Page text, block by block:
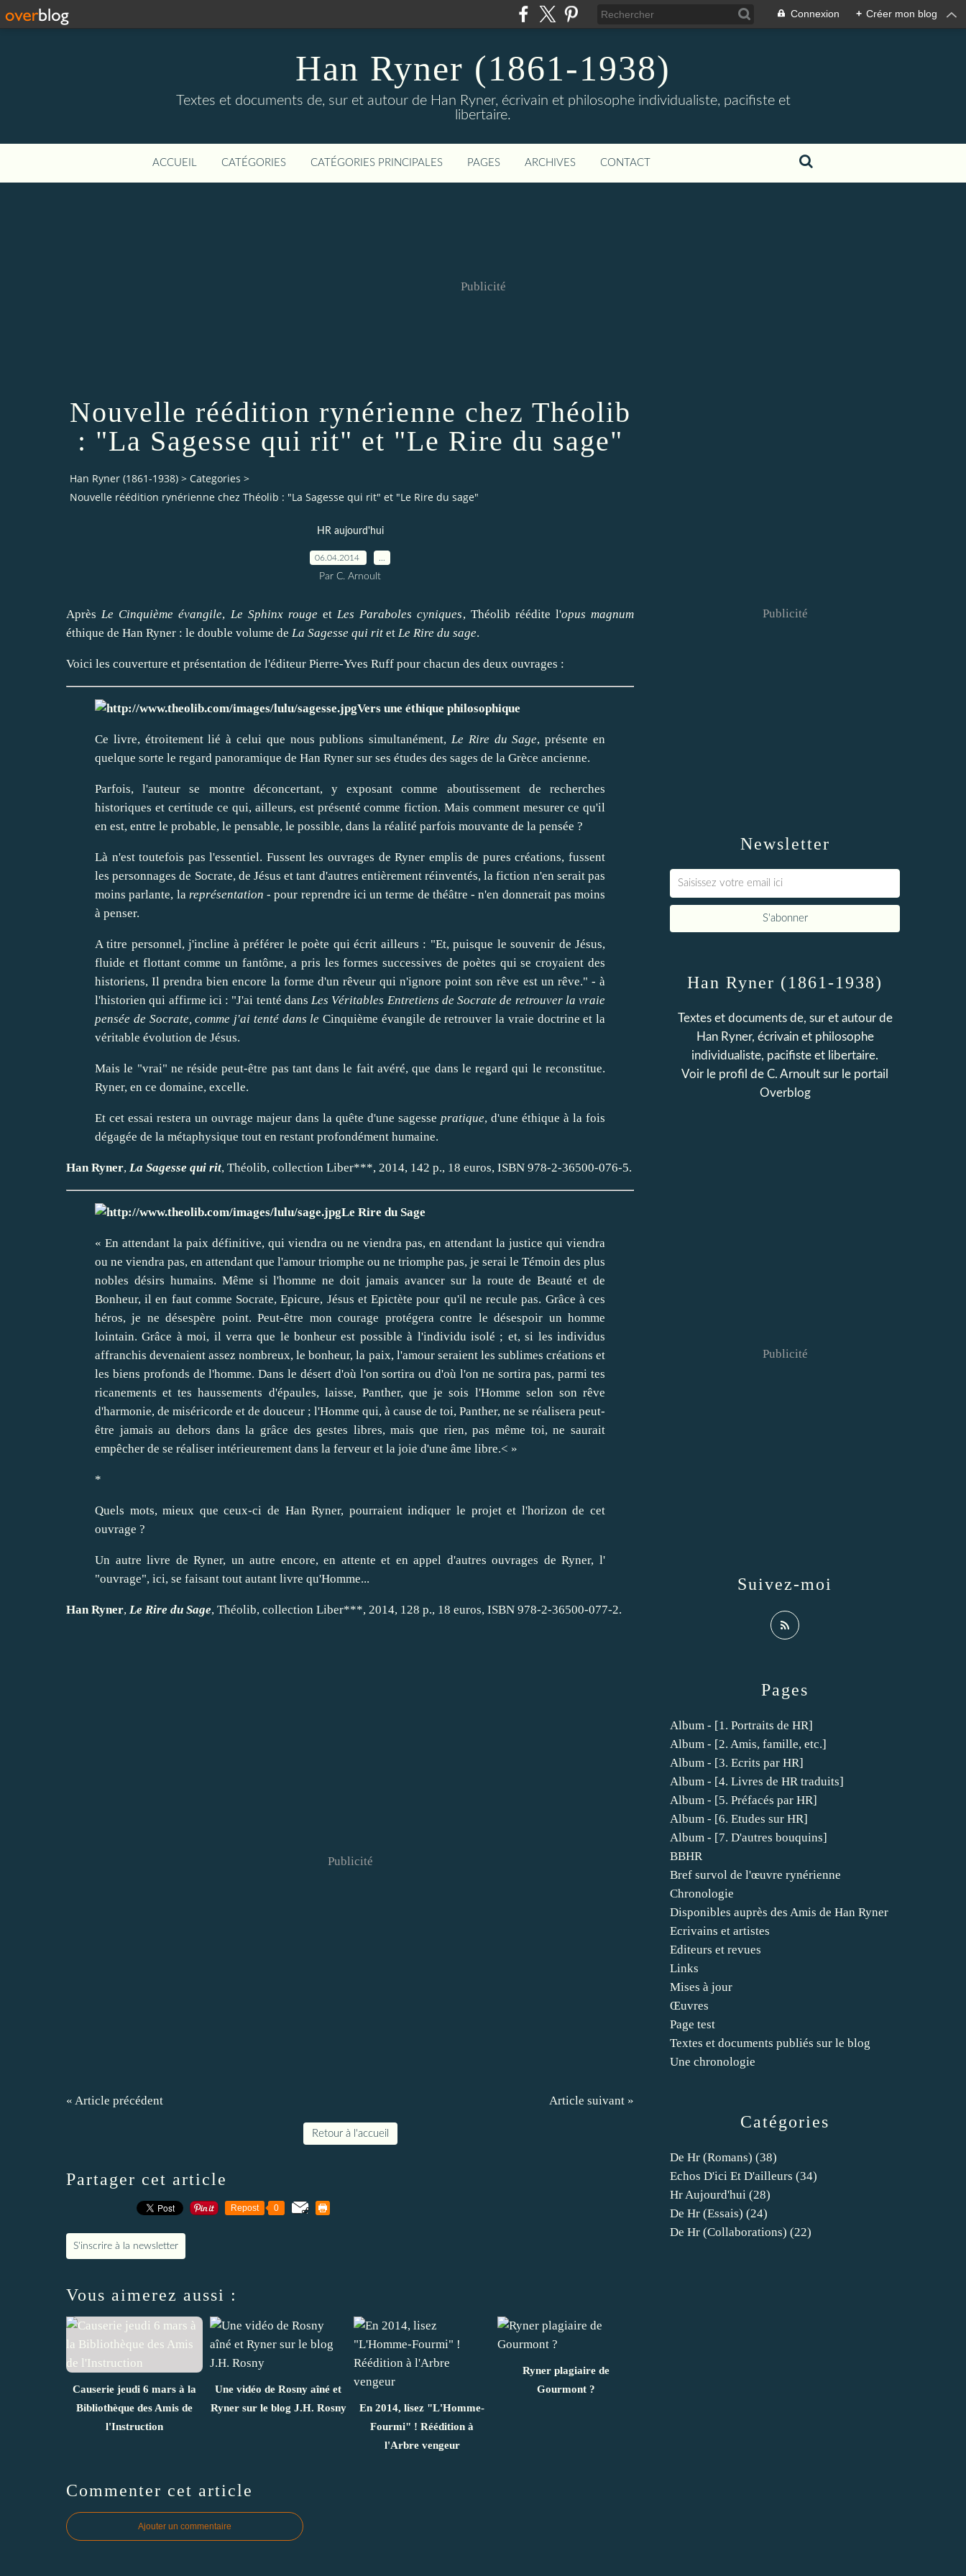
Connexion + Créer mon blog
Han Ryner (1861-1938)
Textes et documents de, sur et autour de Han Ryner, écrivain et philosophe individualiste, pacifiste et
libertaire.
ACCUEIL CATÉGORIES CATÉGORIES PRINCIPALES PAGES ARCHIVES CONTACT
Publicité
Nouvelle réédition rynérienne chez Théolib
: "La Sagesse qui rit" et "Le Rire du sage"
Han Ryner (1861-1938) > Categories >
Nouvelle réédition rynérienne chez Théolib : "La Sagesse qui rit" et "Le Rire du sage"
HR aujourd'hui
06.04.2014
Par C. Arnoult
Après Le Cinquième évangile, Le Sphinx rouge et Les Paraboles cyniques, Théolib réédite l'opus magnum
éthique de Han Ryner : le double volume de La Sagesse qui rit et Le Rire du sage.
Voici les couverture et présentation de l'éditeur Pierre-Yves Ruff pour chacun des deux ouvrages :
Vers une éthique philosophique
Ce livre, étroitement lié à celui que nous publions simultanément, Le Rire du Sage, présente en
quelque sorte le regard panoramique de Han Ryner sur ses études des sages de la Grèce ancienne.
Parfois, l'auteur se montre déconcertant, y exposant comme aboutissement de recherches
historiques et certitude ce qui, ailleurs, est présenté comme fiction. Mais comment mesurer ce qu'il
en est, entre le probable, le pensable, le possible, dans la réalité parfois mouvante de la pensée ?
Là n'est toutefois pas l'essentiel. Fussent les ouvrages de Ryner emplis de pures créations, fussent
les personnages de Socrate, de Jésus et tant d'autres entièrement réinventés, la fiction n'en serait pas
moins parlante, la représentation - pour reprendre ici un terme de théâtre - n'en donnerait pas moins
à penser.
A titre personnel, j'incline à préférer le poète qui écrit ailleurs : "Et, puisque le souvenir de Jésus,
fluide et flottant comme un fantôme, a pris les formes successives de poètes qui se croyaient des
historiens, Il prendra bien encore la forme d'un rêveur qui n'ignore point son rêve est un rêve." - à
l'historien qui affirme ici : "J'ai tenté dans Les Véritables Entretiens de Socrate de retrouver la vraie
pensée de Socrate, comme j'ai tenté dans le Cinquième évangile de retrouver la vraie doctrine et la
véritable évolution de Jésus.
Mais le "vrai" ne réside peut-être pas tant dans le fait avéré, que dans le regard qui le reconstitue.
Ryner, en ce domaine, excelle.
Et cet essai restera un ouvrage majeur dans la quête d'une sagesse pratique, d'une éthique à la fois
dégagée de la métaphysique tout en restant profondément humaine.
Han Ryner, La Sagesse qui rit, Théolib, collection Liber***, 2014, 142 p., 18 euros, ISBN 978-2-36500-076-5.
Le Rire du Sage
« En attendant la paix définitive, qui viendra ou ne viendra pas, en attendant la justice qui viendra
ou ne viendra pas, en attendant que l'amour triomphe ou ne triomphe pas, je serai le Témoin des plus
nobles désirs humains. Même si l'homme ne doit jamais avancer sur la route de Beauté et de
Bonheur, il en faut comme Socrate, Epicure, Jésus et Epictète pour qu'il ne recule pas. Grâce à ces
héros, je ne désespère point. Peut-être mon courage protégera contre le désespoir un homme
lointain. Grâce à moi, il verra que le bonheur est possible à l'individu isolé ; et, si les individus
affranchis devenaient assez nombreux, le bonheur, la paix, l'amour seraient les sublimes créations et
les biens profonds de l'homme. Dans le désert d'où l'on sortira ou d'où l'on ne sortira pas, parmi tes
ricanements et tes haussements d'épaules, laisse, Panther, que je sois l'Homme selon son rêve
d'harmonie, de miséricorde et de douceur ; l'Homme qui, à cause de toi, Panther, ne se réalisera peut-
être jamais au dehors dans la grâce des gestes libres, mais que rien, pas même toi, ne saurait
empêcher de se réaliser intérieurement dans la ferveur et la joie d'une âme libre.< »
*
Quels mots, mieux que ceux-ci de Han Ryner, pourraient indiquer le projet et l'horizon de cet
ouvrage ?
Un autre livre de Ryner, un autre encore, en attente et en appel d'autres ouvrages de Ryner, l'
"ouvrage", ici, se faisant tout autant livre qu'Homme...
Han Ryner, Le Rire du Sage, Théolib, collection Liber***, 2014, 128 p., 18 euros, ISBN 978-2-36500-077-2.
Publicité
« Article précédent Article suivant »
Retour à l'accueil
Partager cet article
Repost 0
S'inscrire à la newsletter
Vous aimerez aussi :
Causerie jeudi 6 mars à la
Bibliothèque des Amis de
l'Instruction
Une vidéo de Rosny aîné et
Ryner sur le blog J.H. Rosny
En 2014, lisez "L'Homme-
Fourmi" ! Réédition à
l'Arbre vengeur
Ryner plagiaire de
Gourmont ?
Commenter cet article
Ajouter un commentaire
Newsletter
Publicité
Catégories
De Hr (romans) (38)
Echos D'ici Et D'ailleurs (34)
Hr Aujourd'hui (28)
De Hr (essais) (24)
De Hr (collaborations) (22)
Pages
Album - [1. Portraits de HR]
Album - [2. Amis, famille, etc.]
Album - [3. Ecrits par HR]
Album - [4. Livres de HR traduits]
Album - [5. Préfacés par HR]
Album - [6. Etudes sur HR]
Album - [7. D'autres bouquins]
BBHR
Bref survol de l'œuvre rynérienne
Chronologie
Disponibles auprès des Amis de Han Ryner
Ecrivains et artistes
Editeurs et revues
Links
Mises à jour
Œuvres
Page test
Textes et documents publiés sur le blog
Une chronologie
Han Ryner (1861-1938)
Textes et documents de, sur et autour de
Han Ryner, écrivain et philosophe
individualiste, pacifiste et libertaire.
Voir le profil de C. Arnoult sur le portail
Overblog
Suivez-moi
Publicité